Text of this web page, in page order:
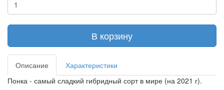
В корзину
Описание
Характеристики
Понка - самый сладкий гибридный сорт в мире (на 2021 г).